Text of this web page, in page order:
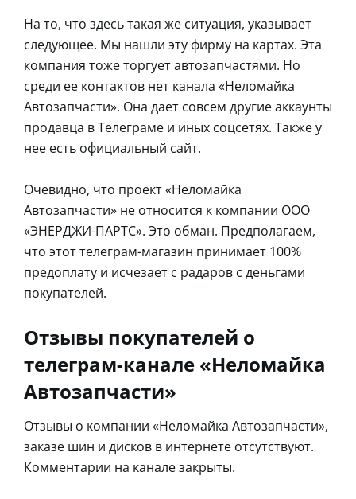
На то, что здесь такая же ситуация, указывает
следующее. Мы нашли эту фирму на картах. Эта
компания тоже торгует автозапчастями. Но
среди ее контактов нет канала «Неломайка
Автозапчасти». Она дает совсем другие аккаунты
продавца в Телеграме и иных соцсетях. Также у
нее есть официальный сайт.
Очевидно, что проект «Неломайка
Автозапчасти» не относится к компании ООО
«ЭНЕРДЖИ-ПАРТС». Это обман. Предполагаем,
что этот телеграм-магазин принимает 100%
предоплату и исчезает с радаров с деньгами
покупателей.
Отзывы покупателей о
телеграм-канале «Неломайка
Автозапчасти»
Отзывы о компании «Неломайка Автозапчасти»,
заказе шин и дисков в интернете отсутствуют.
Комментарии на канале закрыты.